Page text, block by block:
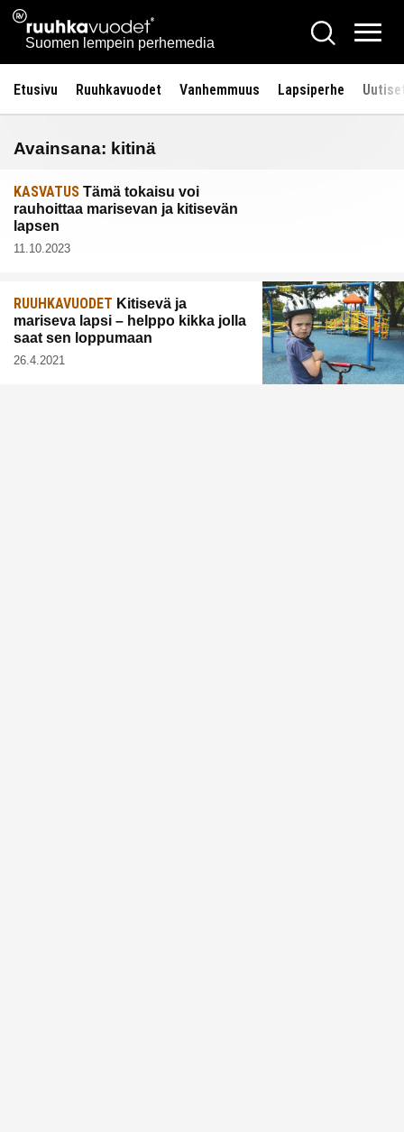
Siirry
sisältöön
Ruuhkavuodet.fi
Suomen lempein perhemedia
Hae
Etusivu Ruuhkavuodet Vanhemmuus Lapsiperhe
Avainsana: kitinä
KASVATUS Tämä tokaisu voi
rauhoittaa marisevan ja kitisevän
lapsen
11.10.2023
RUUHKAVUODET Kitisevä ja
mariseva lapsi – helppo kikka jolla
saat sen loppumaan
26.4.2021